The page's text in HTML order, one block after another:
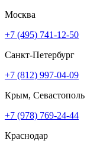
Москва
+7 (495) 741-12-50
Санкт-Петербург
+7 (812) 997-04-09
Крым, Севастополь
+7 (978) 769-24-44
Краснодар